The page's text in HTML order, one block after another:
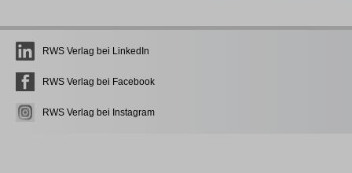
RWS Verlag bei LinkedIn
RWS Verlag bei Facebook
RWS Verlag bei Instagram